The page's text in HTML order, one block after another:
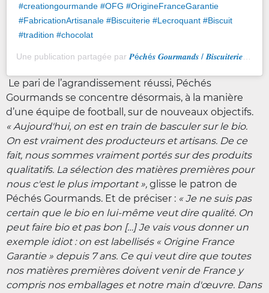
#creationgourmande #OFG #OrigineFranceGarantie
#FabricationArtisanale #Biscuiterie #Lecroquant #Biscuit
#tradition #chocolat
Une publication partagée par 𝑷é𝒄𝒉é𝒔 𝑮𝒐𝒖𝒓𝒎𝒂𝒏𝒅𝒔 / 𝑩𝒊𝒔𝒄𝒖𝒊𝒕𝒆𝒓𝒊𝒆
Le pari de l’agrandissement réussi, Péchés
Gourmands se concentre désormais, à la manière
d’une équipe de football, sur de nouveaux objectifs.
« Aujourd'hui, on est en train de basculer sur le bio.
On est vraiment des producteurs et artisans. De ce
fait, nous sommes vraiment portés sur des produits
qualitatifs. La sélection des matières premières pour
nous c'est le plus important », glisse le patron de
Péchés Gourmands. Et de préciser : « Je ne suis pas
certain que le bio en lui-même veut dire qualité. On
peut faire bio et pas bon […] Je vais vous donner un
exemple idiot : on est labellisés « Origine France
Garantie » depuis 7 ans. Ce qui veut dire que toutes
nos matières premières doivent venir de France y
compris nos emballages et notre main d'œuvre. Dans